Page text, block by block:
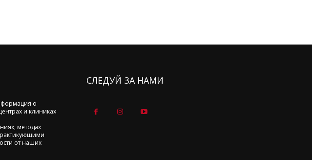
о
и клиниках
методах
от наших
СЛЕДУЙ ЗА НАМИ